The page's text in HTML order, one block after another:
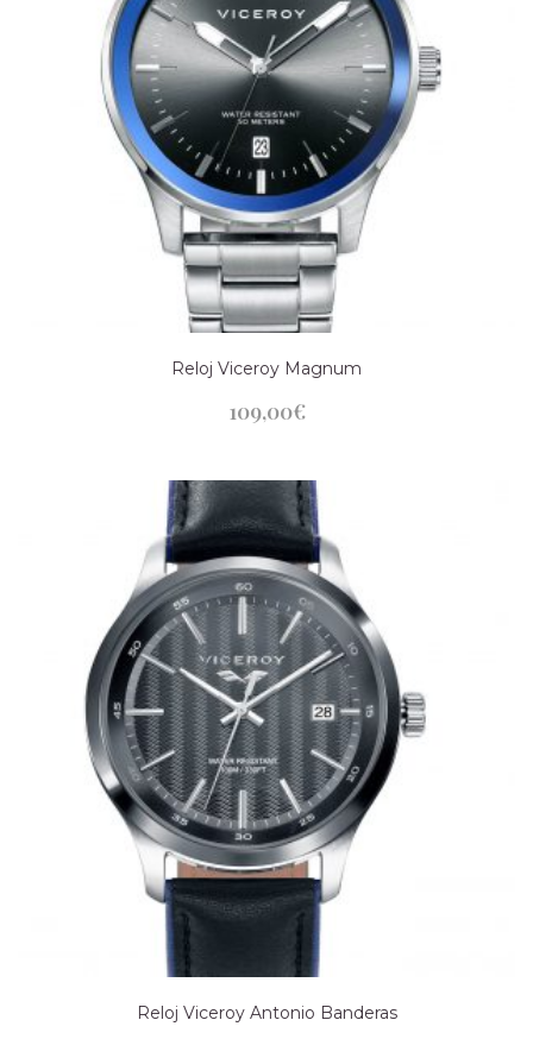
Reloj Viceroy Magnum
109,00€
Reloj Viceroy Antonio Banderas